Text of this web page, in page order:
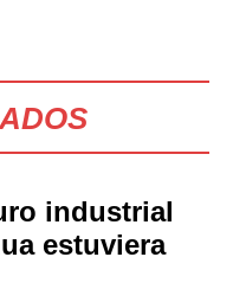
industrial
estuviera